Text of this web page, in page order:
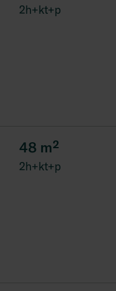
2h+kt+p
48 m²
2h+kt+p